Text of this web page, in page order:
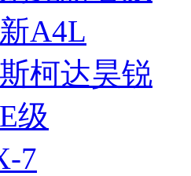
A4L
柯达昊锐
级
7